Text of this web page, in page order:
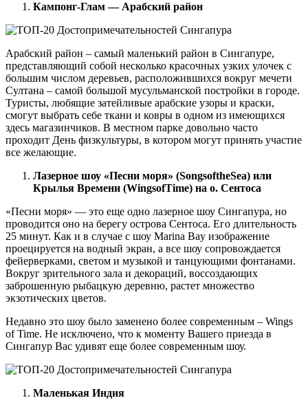
Кампонг-Глам — Арабский район
Арабский район – самый маленький район в Сингапуре,
представляющий собой несколько красочных узких улочек с
большим числом деревьев, расположившихся вокруг мечети
Султана – самой большой мусульманской постройки в городе.
Туристы, любящие затейливые арабские узоры и краски,
смогут выбрать себе ткани и ковры в одном из имеющихся
здесь магазинчиков. В местном парке довольно часто
проходит День физкультуры, в котором могут принять участие
все желающие.
Лазерное шоу «Песни моря» (SongsoftheSea) или
Крылья Времени (WingsofTime) на о. Сентоса
«Песни моря» — это еще одно лазерное шоу Сингапура, но
проводится оно на берегу острова Сентоса. Его длительность
25 минут. Как и в случае с шоу Marina Bay изображение
проецируется на водный экран, а все шоу сопровождается
фейерверками, светом и музыкой и танцующими фонтанами.
Вокруг зрительного зала и декораций, воссоздающих
заброшенную рыбацкую деревню, растет множество
экзотических цветов.
Недавно это шоу было заменено более современным – Wings
of Time. Не исключено, что к моменту Вашего приезда в
Сингапур Вас удивят еще более современным шоу.
Маленькая Индия